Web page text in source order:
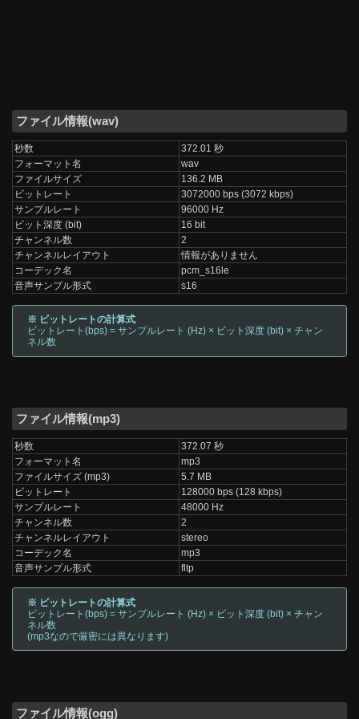
ファイル情報(wav)
秒数
372.01 秒
フォーマット名
wav
ファイルサイズ
136.2 MB
ビットレート
3072000 bps (3072 kbps)
サンプルレート
96000 Hz
ビット深度 (bit)
16 bit
チャンネル数
2
チャンネルレイアウト
情報がありません
コーデック名
pcm_s16le
音声サンプル形式
s16
※ ビットレートの計算式
ビットレート(bps) = サンプルレート (Hz) × ビット深度 (bit) × チャン
ネル数
ファイル情報(mp3)
秒数
372.07 秒
フォーマット名
mp3
ファイルサイズ (mp3)
5.7 MB
ビットレート
128000 bps (128 kbps)
サンプルレート
48000 Hz
チャンネル数
2
チャンネルレイアウト
stereo
コーデック名
mp3
音声サンプル形式
fltp
※ ビットレートの計算式
ビットレート(bps) = サンプルレート (Hz) × ビット深度 (bit) × チャン
ネル数
(mp3なので厳密には異なります)
ファイル情報(ogg)